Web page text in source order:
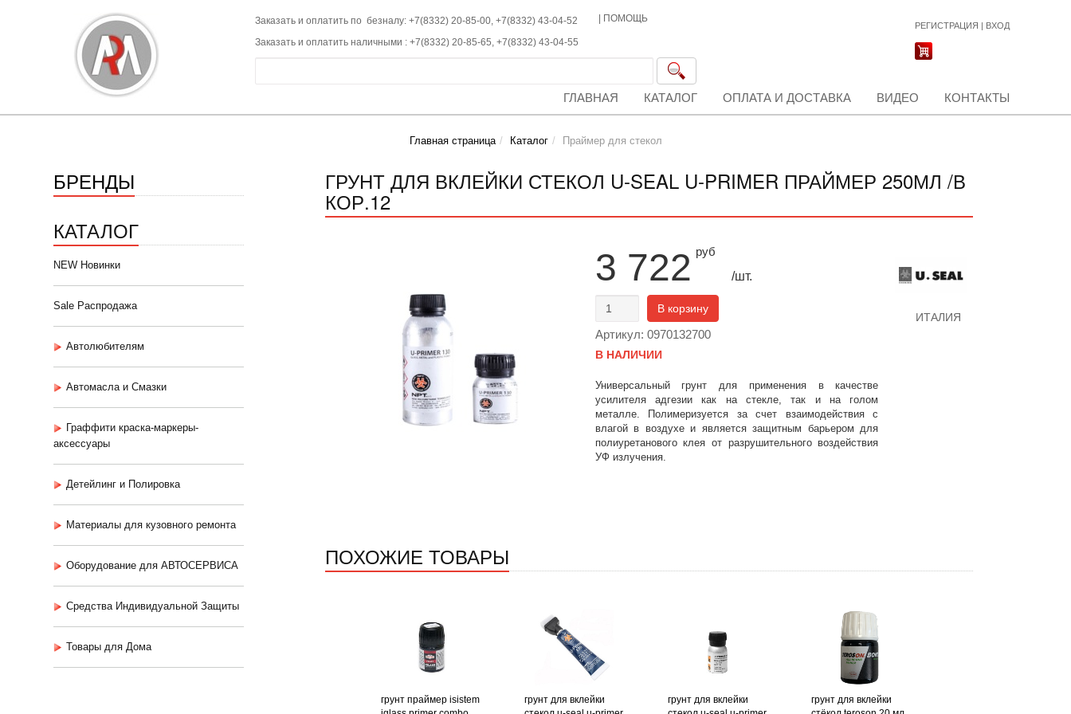
Заказать и оплатить по безналу: +7(8332) 20-85-00, +7(8332) 43-04-52
Заказать и оплатить наличными : +7(8332) 20-85-65, +7(8332) 43-04-55
ПОМОЩЬ
РЕГИСТРАЦИЯ | ВХОД
ГЛАВНАЯ КАТАЛОГ ОПЛАТА И ДОСТАВКА ВИДЕО КОНТАКТЫ
Главная страница Каталог Праймер для стекол
БРЕНДЫ
КАТАЛОГ
NEW Новинки
Sale Распродажа
Автолюбителям
Автомасла и Смазки
Граффити краска-маркеры-
аксессуары
Детейлинг и Полировка
Материалы для кузовного ремонта
Оборудование для АВТОСЕРВИСА
Средства Индивидуальной Защиты
Товары для Дома
ГРУНТ ДЛЯ ВКЛЕЙКИ СТЕКОЛ U-SEAL U-PRIMER ПРАЙМЕР 250МЛ /В
КОР.12
3 722 руб
/шт.
В корзину
Артикул: 0970132700
В НАЛИЧИИ
Универсальный грунт для применения в качестве
усилителя адгезии как на стекле, так и на голом
металле. Полимеризуется за счет взаимодействия с
влагой в воздухе и является защитным барьером для
полиуретанового клея от разрушительного воздействия
УФ излучения.
ИТАЛИЯ
ПОХОЖИЕ ТОВАРЫ
грунт праймер isistem
грунт для вклейки
грунт для вклейки
грунт для вклейки